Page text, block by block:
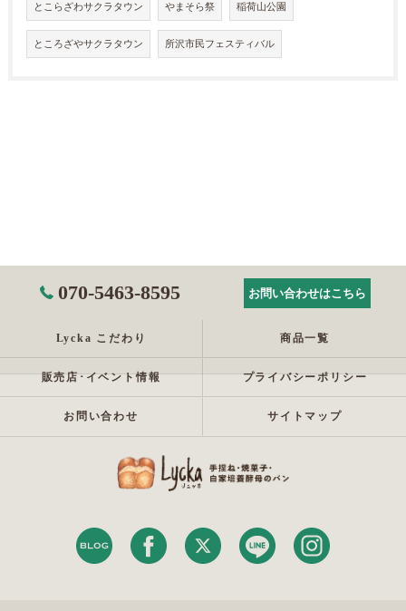
とこらざわサクラタウン やまそら祭 稲荷山公園
ところざやサクラタウン 所沢市民フェスティバル
070-5463-8595 お問い合わせはこちら
Lycka こだわり 商品一覧
販売店･イベント情報 プライバシーポリシー
お問い合わせ サイトマップ